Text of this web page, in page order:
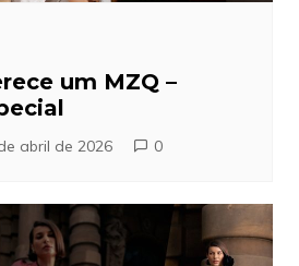
um MZQ –
abril de 2026 0